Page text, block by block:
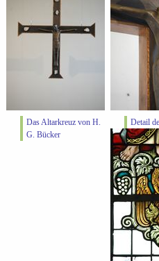
Das Altarkreuz von H.
G. Bücker
Detail